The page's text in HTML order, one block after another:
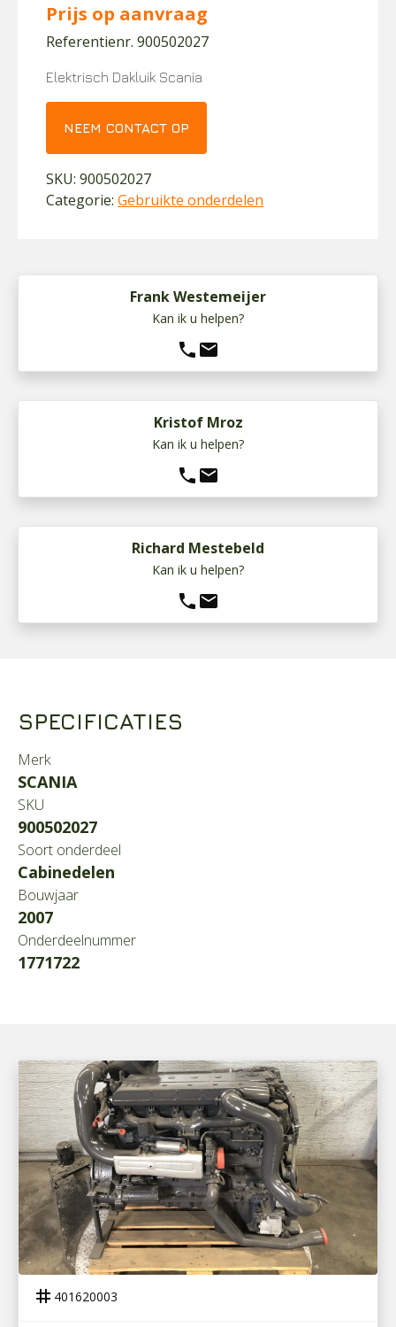
Prijs op aanvraag
Referentienr. 900502027
Elektrisch Dakluik Scania
NEEM CONTACT OP
SKU: 900502027
Categorie: Gebruikte onderdelen
Frank Westemeijer
Kan ik u helpen?
phone mail
Kristof Mroz
Kan ik u helpen?
phone mail
Richard Mestebeld
Kan ik u helpen?
phone mail
SPECIFICATIES
Merk
SCANIA
SKU
900502027
Soort onderdeel
Cabinedelen
Bouwjaar
2007
Onderdeelnummer
1771722
401620003
MOTOR OM 906 LA EURO 3
tag 401620003